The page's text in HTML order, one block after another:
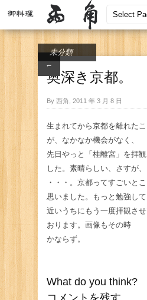
←
未分類
奥深き京都。
By 西角, 2011 年 3 月 8 日
生まれてから京都を離れた
が、なかなか機会がなく、
先日やっと「桂離宮」を拝
した。素晴らしい、さすが、
・・・。京都ってすごいと
思いました。もっと勉強して
近いうちにもう一度拝観さ
おります。画像もその時
かならず。
What do you think?
コメントを残す